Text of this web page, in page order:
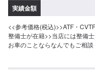
実績金額
<<参考価格(税込)>>ATF・
整備士が在籍>>当店には整備
お車のことならなんでもご相